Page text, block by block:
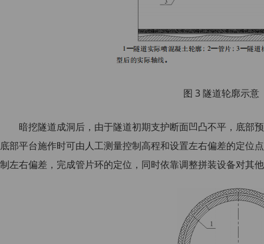
图 3 隧道轮廓示意
暗挖隧道成洞后，由于隧道初期支护断面凹凸不平，底部
底部平台施作时可由人工测量控制高程和设置左右偏差的定位
制左右偏差，完成管片环的定位，同时依靠调整拼装设备对其